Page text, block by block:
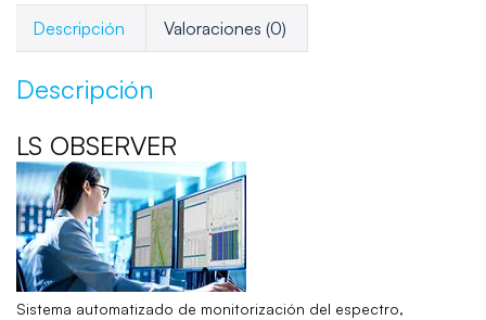
Descripción Valoraciones (0)
Descripción
LS OBSERVER
Sistema automatizado de monitorización del espectro,